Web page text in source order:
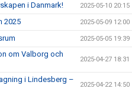
i Danmark! 2025-05-10 20:15
2025 2025-05-09 12:00
2025-05-05 19:39
om Valborg och
2025-04-27 18:31
i Lindesberg –
2025-04-22 14:50